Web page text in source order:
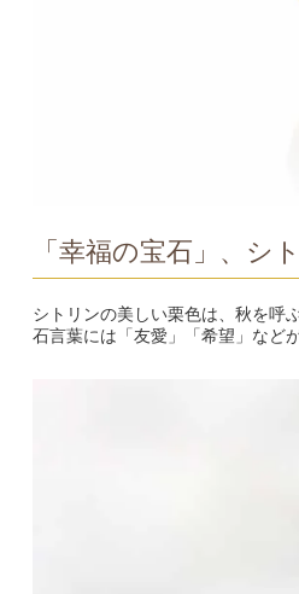
「幸福の宝石」、シ
シトリンの美しい栗色は、秋を呼
石言葉には「友愛」「希望」など